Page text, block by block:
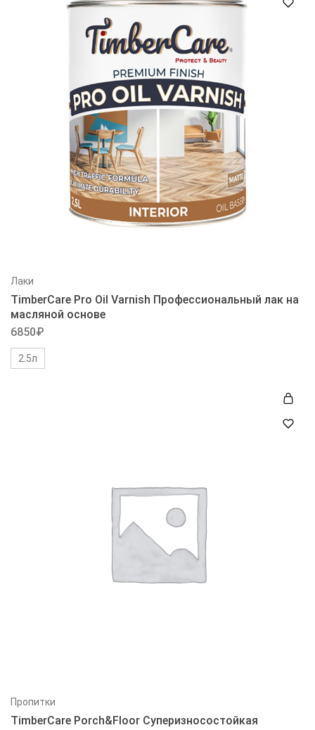
Лаки
TimberCare Pro Oil Varnish Профессиональный лак на
масляной основе
6850₽
2.5л
Пропитки
TimberCare Porch&Floor Суперизносостойкая